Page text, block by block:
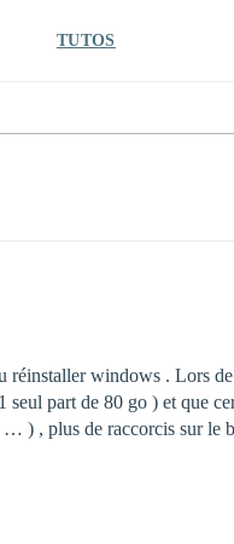
TUTOS
réinstaller windows . Lors
part de 80 go ) et que
) , plus de raccorcis sur le